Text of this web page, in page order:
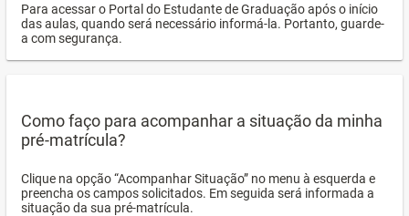
Para acessar o Portal do Estudante de Graduação após o início
das aulas, quando será necessário informá-la. Portanto, guarde-
a com segurança.
Como faço para acompanhar a situação da minha
pré-matrícula?
Clique na opção “Acompanhar Situação” no menu à esquerda e
preencha os campos solicitados. Em seguida será informada a
situação da sua pré-matrícula.